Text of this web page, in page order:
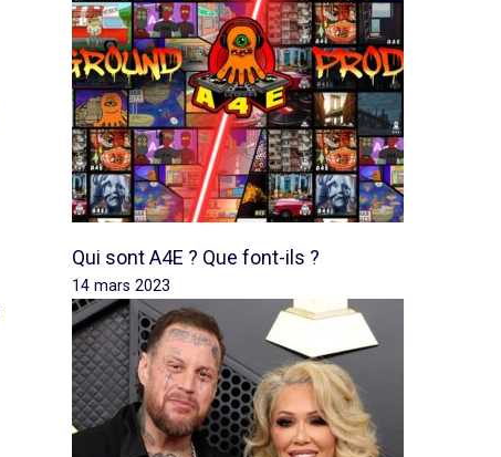
Qui sont A4E ? Que font-ils ?
14 mars 2023